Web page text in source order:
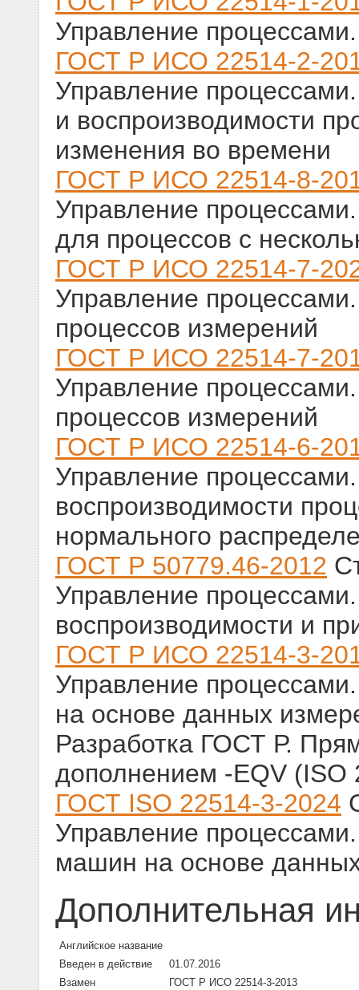
Управление
ГОСТ Р ИСО 22514-2-
Управление
и воспроизводимости
изменения во времени
ГОСТ Р ИСО 22514-8-
Управление
для процессов с
ГОСТ Р ИСО 22514-7-
Управление
процессов измерений
ГОСТ Р ИСО 22514-7-
Управление
процессов измерений
ГОСТ Р ИСО 22514-6-
Управление
воспроизводимости
нормального
ГОСТ Р 50779.46-2012
Управление
воспроизводимости и
ГОСТ Р ИСО 22514-3-
Управление
на основе данных
Разработка ГОСТ Р.
дополнением -EQV (ISO
ГОСТ ISO 22514-3-2024
Управление
машин на основе
Дополнительная
Английское название
Введен в действие
01.07.2016
Взамен
ГОСТ Р ИСО 22514-3-2013